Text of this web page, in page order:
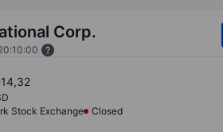
Corp.
14,32
Stock Exchange
Closed